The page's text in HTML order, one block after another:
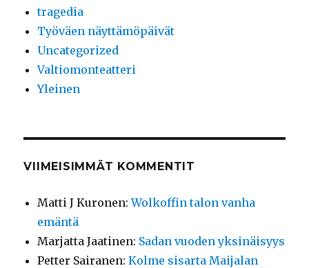
tragedia
Työväen näyttämöpäivät
Uncategorized
Valtiomonteatteri
Yleinen
VIIMEISIMMÄT KOMMENTIT
Matti J Kuronen:Wolkoffin talon vanha
emäntä
Marjatta Jaatinen: Sadan vuoden yksinäisyys
Petter Sairanen:Kolme sisarta Maijalan